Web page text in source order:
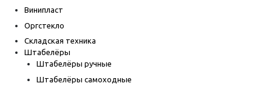
Винипласт
Оргстекло
Складская техника
Штабелёры
Штабелёры ручные
Штабелёры самоходные